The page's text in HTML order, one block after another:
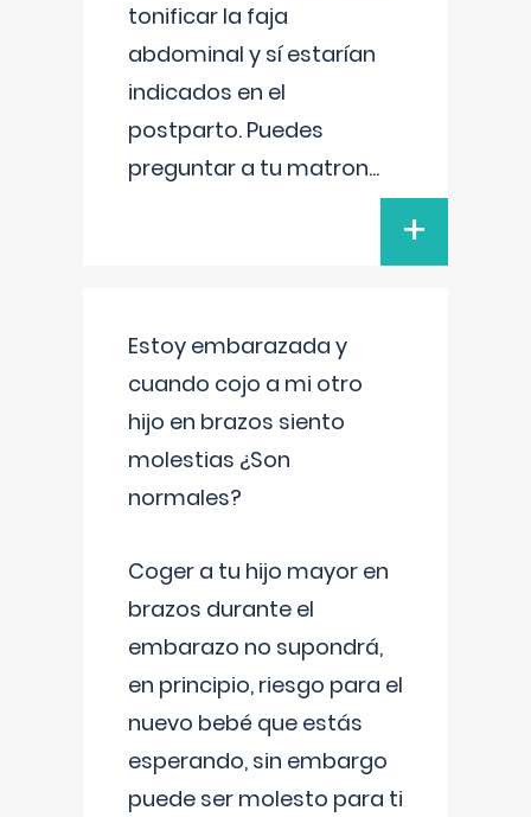
tonificar la faja
abdominal y sí estarían
indicados en el
postparto. Puedes
preguntar a tu matron...
+
Estoy embarazada y
cuando cojo a mi otro
hijo en brazos siento
molestias ¿Son
normales?
Coger a tu hijo mayor en
brazos durante el
embarazo no supondrá,
en principio, riesgo para el
nuevo bebé que estás
esperando, sin embargo
puede ser molesto para ti